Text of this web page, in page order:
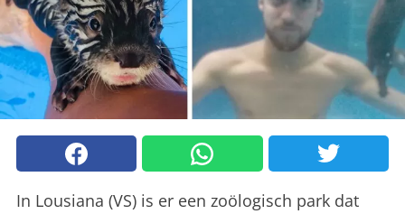
In Lousiana (VS) is er een zoölogisch park dat